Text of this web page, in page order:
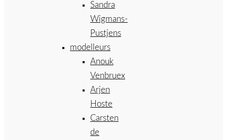
Sandra
Wigmans-
Pustjens
modelleurs
Anouk
Venbruex
Arjen
Hoste
Carsten
de